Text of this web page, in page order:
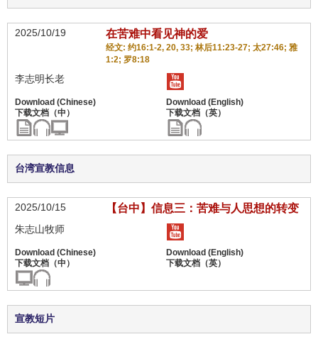
2025/10/19 在苦难中看见神的爱
经文: 约16:1-2, 20, 33; 林后11:23-27; 太27:46; 雅
1:2; 罗8:18
李志明长老
台湾宣教信息
2025/10/15 【台中】信息三：苦难与人思想的转变
朱志山牧师
宣教短片